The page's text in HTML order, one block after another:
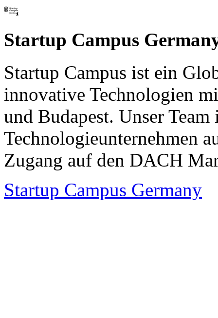
Startup Campus
Startup Campus ist ein
innovative Technologien
und Budapest. Unser
Technologieunternehmen
Zugang auf den DACH
Startup Campus Germany